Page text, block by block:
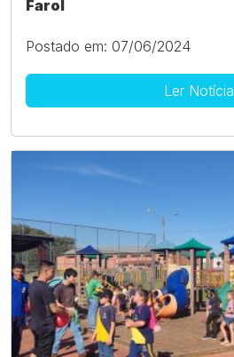
Farol
Postado em: 07/06/2024
Ler Notícia